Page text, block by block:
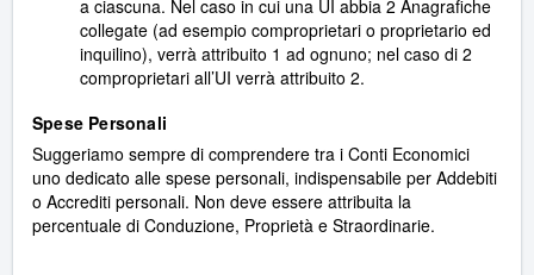
a ciascuna. Nel caso in cui una UI abbia 2 Anagrafiche
collegate (ad esempio comproprietari o proprietario ed
inquilino), verrà attribuito 1 ad ognuno; nel caso di 2
comproprietari all’UI verrà attribuito 2.
Spese Personali
Suggeriamo sempre di comprendere tra i Conti Economici
uno dedicato alle spese personali, indispensabile per Addebiti
o Accrediti personali. Non deve essere attribuita la
percentuale di Conduzione, Proprietà e Straordinarie.